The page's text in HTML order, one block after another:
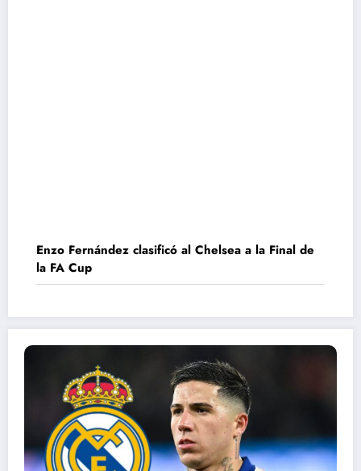
Enzo Fernández clasificó al Chelsea a la Final de
la FA Cup